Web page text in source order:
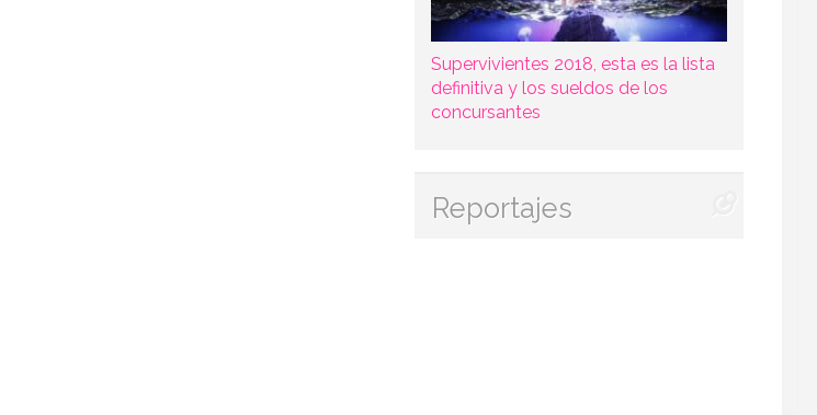
Supervivientes 2018, esta es la lista
definitiva y los sueldos de los
concursantes
Reportajes